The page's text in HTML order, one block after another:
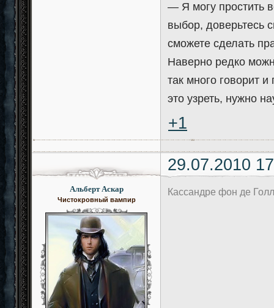
— Я могу простить
выбор, доверьтесь
сможете сделать
Наверно редко
так много говорит
это узреть, нужно
+1
29.07.2010
Альберт Аскар
Чистокровный вампир
Кассандре фон де